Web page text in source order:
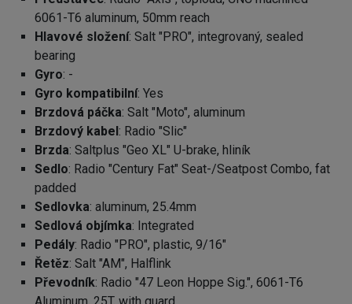
6061-T6 aluminum, 50mm reach
Hlavové složení: Salt "PRO", integrovaný, sealed
bearing
Gyro: -
Gyro kompatibilní: Yes
Brzdová páčka: Salt "Moto", aluminum
Brzdový kabel : Radio "Slic"
Brzda: Saltplus "Geo XL" U-brake, hliník
Sedlo: Radio "Century Fat" Seat-/Seatpost Combo, fat
padded
Sedlovka: aluminum, 25.4mm
Sedlová objímka: Integrated
Pedály: Radio "PRO", plastic, 9/16"
Řetěz: Salt "AM", Halflink
Převodník: Radio "47 Leon Hoppe Sig.", 6061-T6